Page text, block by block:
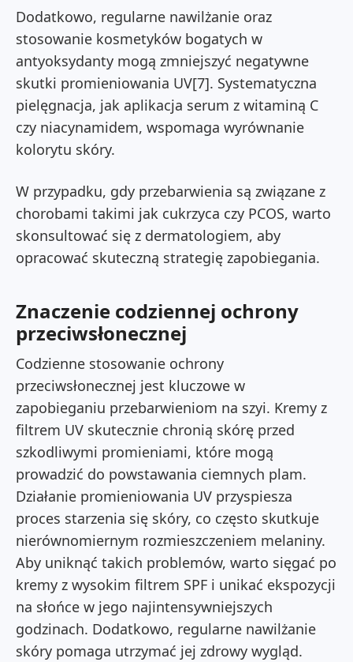
Dodatkowo, regularne nawilżanie oraz
stosowanie kosmetyków bogatych w
antyoksydanty mogą zmniejszyć negatywne
skutki promieniowania UV[7]. Systematyczna
pielęgnacja, jak aplikacja serum z witaminą C
czy niacynamidem, wspomaga wyrównanie
kolorytu skóry.
W przypadku, gdy przebarwienia są związane z
chorobami takimi jak cukrzyca czy PCOS, warto
skonsultować się z dermatologiem, aby
opracować skuteczną strategię zapobiegania.
Znaczenie codziennej ochrony
przeciwsłonecznej
Codzienne stosowanie ochrony
przeciwsłonecznej jest kluczowe w
zapobieganiu przebarwieniom na szyi. Kremy z
filtrem UV skutecznie chronią skórę przed
szkodliwymi promieniami, które mogą
prowadzić do powstawania ciemnych plam.
Działanie promieniowania UV przyspiesza
proces starzenia się skóry, co często skutkuje
nierównomiernym rozmieszczeniem melaniny.
Aby uniknąć takich problemów, warto sięgać po
kremy z wysokim filtrem SPF i unikać ekspozycji
na słońce w jego najintensywniejszych
godzinach. Dodatkowo, regularne nawilżanie
skóry pomaga utrzymać jej zdrowy wygląd.